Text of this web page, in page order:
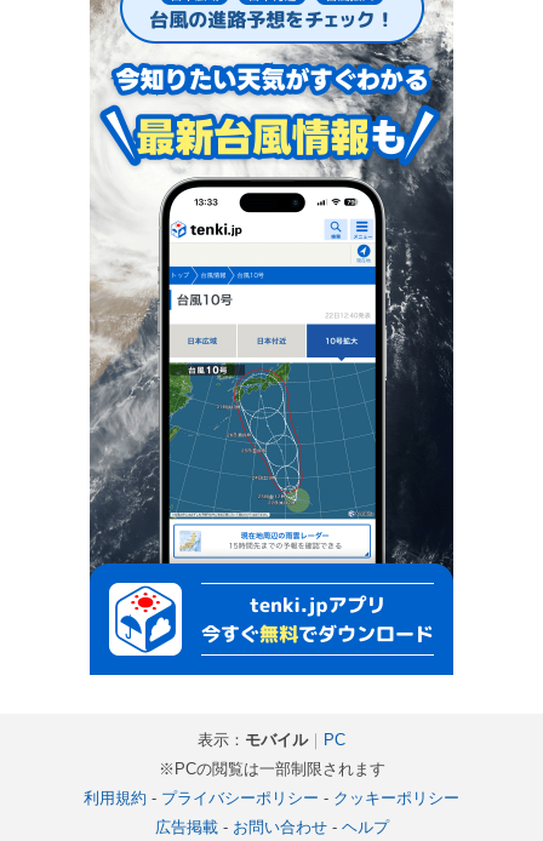
表示： モバイル｜ PC
※PCの閲覧は一部制限されます
利用規約 - プライバシーポリシー - クッキーポリシー
広告掲載- お問い合わせ- ヘルプ